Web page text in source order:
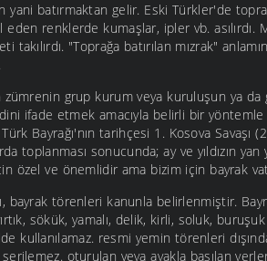
yani batırmaktan gelir. Eski Türkler'de
eden renklerde kumaşlar, ipler vb. asılırdı.
"Toprağa batırılan mızrak"
zümrenin grup kurum veya kuruluşun ya
ifade etmek amacıyla belirli bir
Bayrağı'nın tarihçesi 1. Kosova Savaşı
toplanması sonucunda; ay ve yıldızın
özel ve önemlidir ama bizim için bayrak
bayrak törenleri kanunla belirlenmiştir.
sökük, yamalı, delik, kirli, soluk,
kullanılamaz. resmi yemin törenleri
oturulan veya ayakla basılan